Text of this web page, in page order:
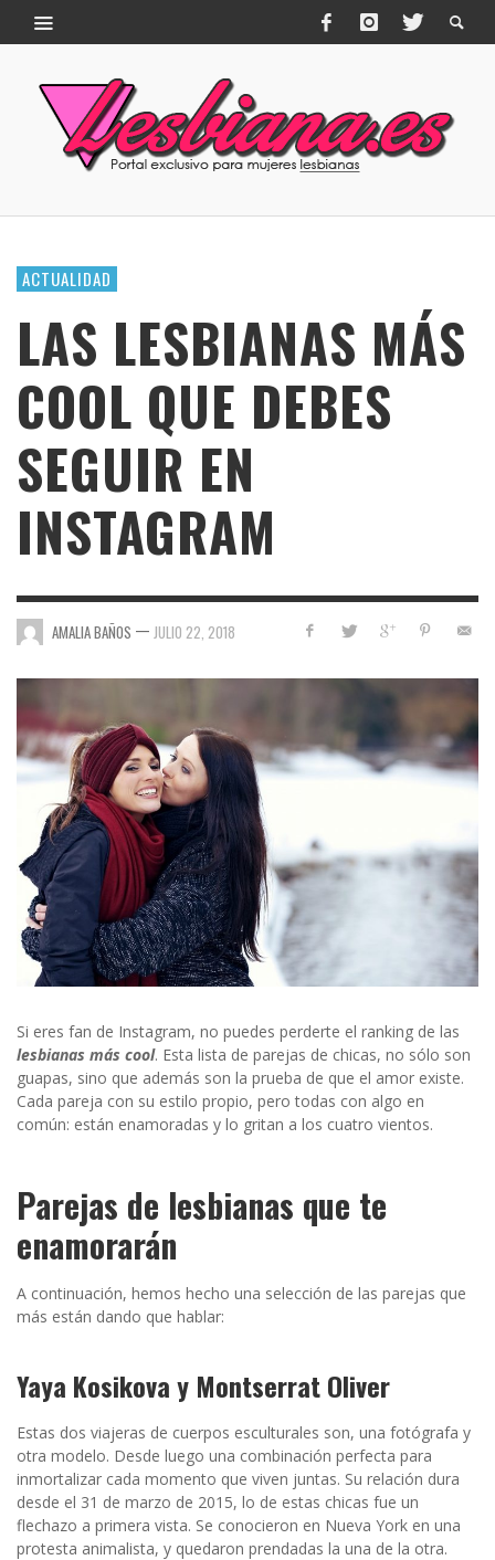
ACTUALIDAD
LAS LESBIANAS MÁS
COOL QUE DEBES
SEGUIR EN
INSTAGRAM
AMALIA BAÑOS — JULIO 22, 2018
Si eres fan de Instagram, no puedes perderte el ranking de las
lesbianas más cool. Esta lista de parejas de chicas, no sólo son
guapas, sino que además son la prueba de que el amor existe.
Cada pareja con su estilo propio, pero todas con algo en
común: están enamoradas y lo gritan a los cuatro vientos.
Parejas de lesbianas que te
enamorarán
A continuación, hemos hecho una selección de las parejas que
más están dando que hablar:
Yaya Kosikova y Montserrat Oliver
Estas dos viajeras de cuerpos esculturales son, una fotógrafa y
otra modelo. Desde luego una combinación perfecta para
inmortalizar cada momento que viven juntas. Su relación dura
desde el 31 de marzo de 2015, lo de estas chicas fue un
flechazo a primera vista. Se conocieron en Nueva York en una
protesta animalista, y quedaron prendadas la una de la otra.